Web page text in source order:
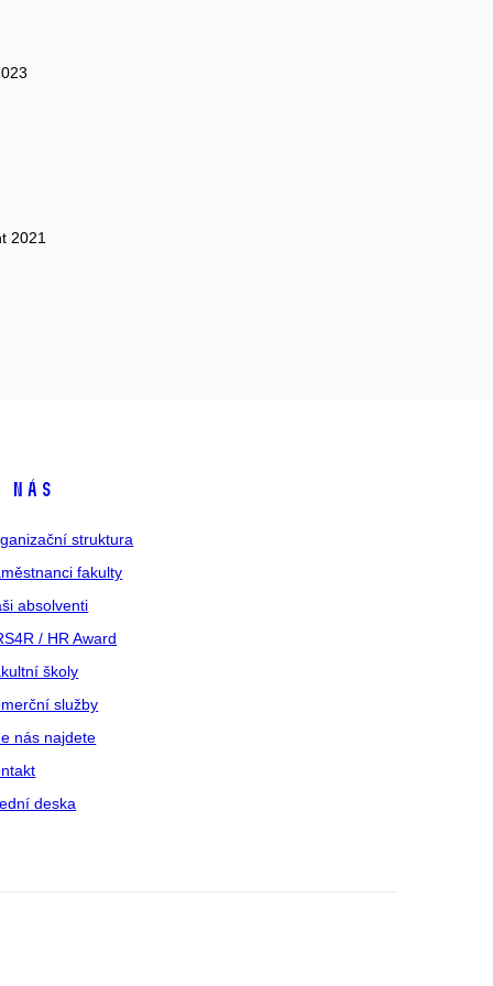
2021
nás
struktura
fakulty
absolventi
/ HR Award
školy
služby
nás najdete
deska